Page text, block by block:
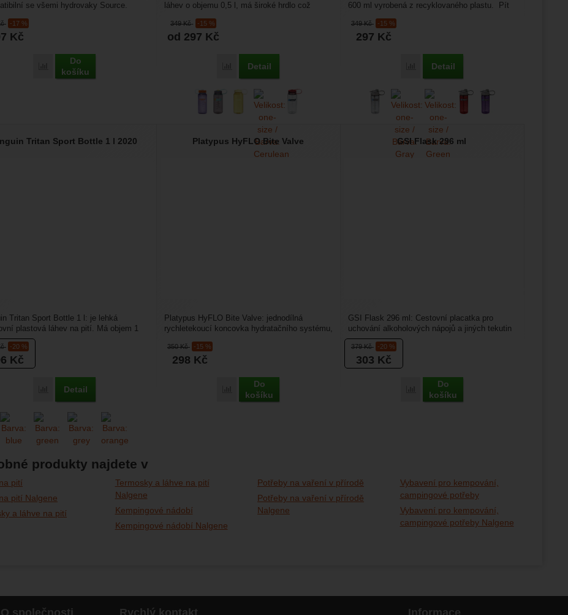
-17 %
Kč
Porovnat
Do
košíku
se všemi hydrovaky Source.
349Kč -15 %
od 297 Kč
Porovnat
Detail
láhev o objemu 0,5 l, má široké hrdlo což
349Kč -15 %
297 Kč
Porovnat
Detail
600 ml vyrobená z recyklovaného plastu. Pít
Tritan Sport Bottle 1 l 2020
-20 %
Kč
Porovnat
Detail
Tritan Sport Bottle 1 l: je lehká
plastová láhev na pití. Má objem 1
prakticky...
Platypus HyFLO Bite Valve
350Kč -15 %
298 Kč
Porovnat
Do
košíku
Platypus HyFLO Bite Valve: jednodílná
rychletekoucí koncovka hydratačního systému,
GSI Flask 296 ml
379Kč -20 %
303 Kč
Porovnat
Do
košíku
GSI Flask 296 ml: Cestovní placatka pro
uchování alkoholových nápojů a jiných tekutin
o objemu 296 ml....
produkty najdete v
pití
pití Nalgene
a láhve na pití
Termosky a láhve na pití
Nalgene
Kempingové nádobí
Kempingové nádobí Nalgene
Potřeby na vaření v přírodě
Potřeby na vaření v přírodě
Nalgene
Vybavení pro kempování,
campingové potřeby
Vybavení pro kempování,
campingové potřeby Nalgene